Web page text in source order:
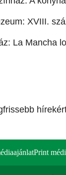
XVIII.
La Mancha
Print